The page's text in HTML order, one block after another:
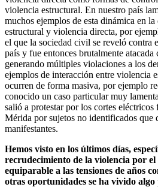
violencia estructural. En nuestro país
muchos ejemplos de esta dinámica en
estructural y violencia directa, por
el que la sociedad civil se reveló contra
país y fue entonces brutalmente
generando múltiples violaciones a los
ejemplos de interacción entre violencia
ocurren de forma masiva, por ejemplo
conocido un caso particular muy
salió a protestar por los cortes eléctricos
Mérida por sujetos no identificados que
manifestantes.
Hemos visto en los últimos días,
recrudecimiento de la violencia por
equiparable a las tensiones de años
otras oportunidades se ha vivido algo